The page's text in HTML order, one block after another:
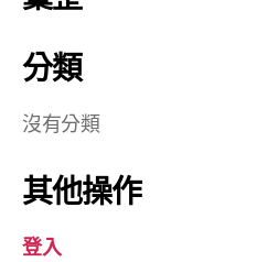
分類
沒有分類
其他操作
登入